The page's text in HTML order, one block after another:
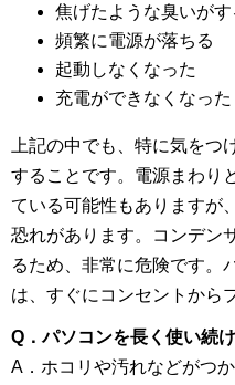
焦げたような臭いがす
頻繁に電源が落ちる
起動しなくなった
充電ができなくなった
上記の中でも、特に気を
することです。電源まわり
ている可能性もありますが
恐れがあります。コンデン
るため、非常に危険です。
は、すぐにコンセントから
Q．パソコンを長く使い続
A．ホコリや汚れなどがつ